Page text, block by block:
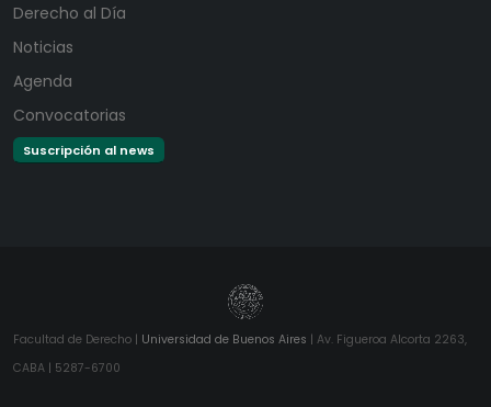
Derecho al Día
Noticias
Agenda
Convocatorias
Suscripción al news
Facultad de Derecho | Universidad de Buenos Aires | Av. Figueroa Alcorta 2263,
CABA | 5287-6700